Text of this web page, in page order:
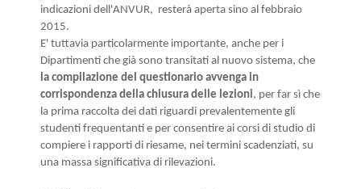
indicazioni dell'ANVUR, resterà aperta sino al febbraio
2015.
E' tuttavia particolarmente importante, anche per i
Dipartimenti che già sono transitati al nuovo sistema, che
la compilazione del questionario avvenga in
corrispondenza della chiusura delle lezioni, per far sì che
la prima raccolta dei dati riguardi prevalentemente gli
studenti frequentanti e per consentire ai corsi di studio di
compiere i rapporti di riesame, nei termini scadenziati, su
una massa significativa di rilevazioni.